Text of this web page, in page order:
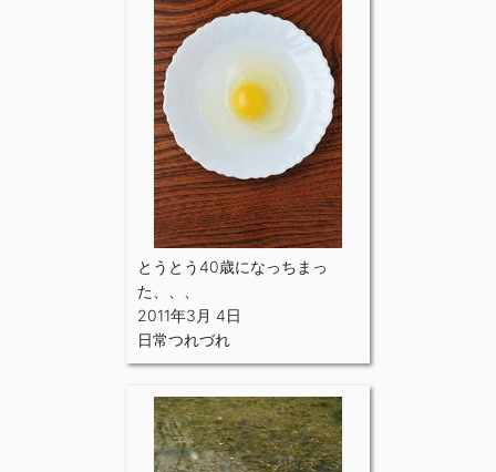
とうとう40歳になっちまっ
た、、、
2011年3月 4日
日常つれづれ